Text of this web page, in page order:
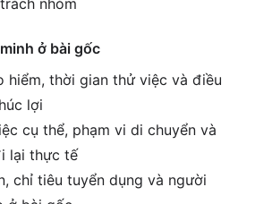
nhóm
ở bài gốc
hiểm, thời gian thử việc và điều
lợi
cụ thể, phạm vi di chuyển và
lại thực tế
chỉ tiêu tuyển dụng và người